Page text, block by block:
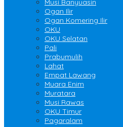
Musi Banyuasin
Ogan Ilir
Ogan Komering Ilir
OKU
OKU Selatan
Pali
Prabumulih
Lahat
Empat Lawang
Muara Enim
Muratara
Musi Rawas
OKU Timur
Pagaralam